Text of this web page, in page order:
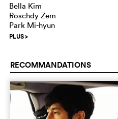
Bella Kim
Roschdy Zem
Park Mi-hyun
PLUS>
RECOMMANDATIONS